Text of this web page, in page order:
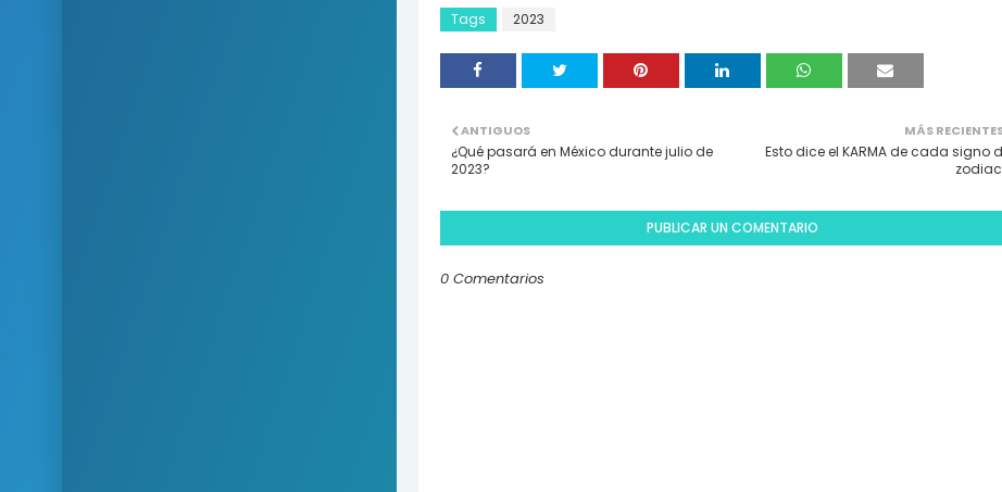
Tags 2023
MÁS
Esto dice el KARMA de cada signo
ANTIGUOS
¿Qué pasará en México durante julio de
2023?
PUBLICAR UN COMENTARIO
0 Comentarios